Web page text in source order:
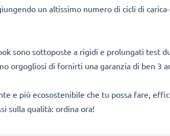
un altissimo numero di cicli di
sono sottoposte a rigidi e prolungati test
orgogliosi di fornirti una garanzia di ben 3
e più ecosostenibile che tu possa fare,
sulla qualità: ordina ora!